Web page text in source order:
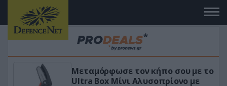
Μεταμόρφωσε τον κήπο σου με το
Ultra Box Μίνι Αλυσοπρίονο με